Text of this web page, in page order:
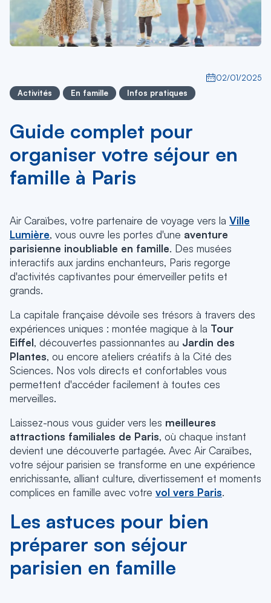
02/01/2025
Activités
En famille Infos pratiques
Guide complet pour
organiser votre séjour en
famille à Paris
Air Caraïbes, votre partenaire de voyage vers la Ville
Lumière, vous ouvre les portes d'une aventure
parisienne inoubliable en famille. Des musées
interactifs aux jardins enchanteurs, Paris regorge
d'activités captivantes pour émerveiller petits et
grands.
La capitale française dévoile ses trésors à travers des
expériences uniques : montée magique à la Tour
Eiffel, découvertes passionnantes au Jardin des
Plantes, ou encore ateliers créatifs à la Cité des
Sciences. Nos vols directs et confortables vous
permettent d'accéder facilement à toutes ces
merveilles.
Laissez-nous vous guider vers les meilleures
attractions familiales de Paris, où chaque instant
devient une découverte partagée. Avec Air Caraïbes,
votre séjour parisien se transforme en une expérience
enrichissante, alliant culture, divertissement et moments
complices en famille avec votre vol vers Paris.
Les astuces pour bien
préparer son séjour
parisien en famille